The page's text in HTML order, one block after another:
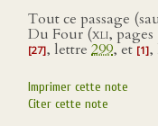
Tout ce passage
Du Four (xli,
[27], lettre 299, et[1],
Imprimer cette note
Citer cette note